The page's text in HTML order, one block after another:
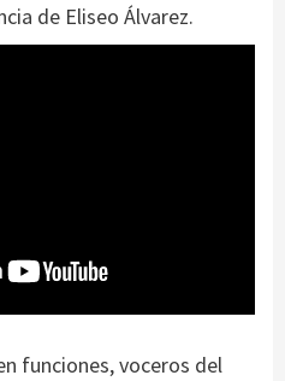
de Eliseo Álvarez.
funciones, voceros del